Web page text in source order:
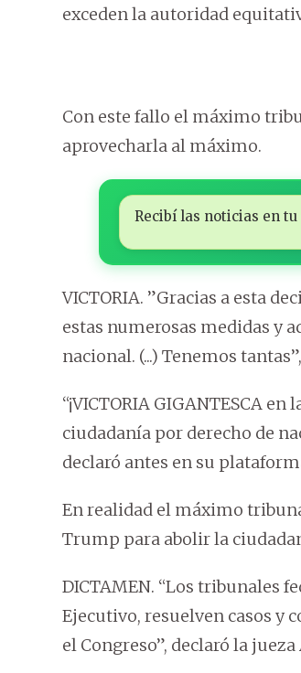
exceden la autoridad
Con este fallo el máximo
aprovecharla al máximo.
Recibí las noticias en
VICTORIA. ”Gracias a esta
estas numerosas medidas y
nacional. (...) Tenemos
“¡VICTORIA GIGANTESCA
ciudadanía por derecho de
declaró antes en su
En realidad el máximo
Trump para abolir la
DICTAMEN. “Los tribunales
Ejecutivo, resuelven casos y
el Congreso”, declaró la